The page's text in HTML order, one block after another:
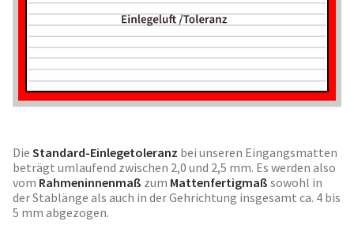
Die Standard-Einlegetoleranz bei unseren Eingangsmatten
beträgt umlaufend zwischen 2,0 und 2,5 mm. Es werden also
vom Rahmeninnenmaß zum Mattenfertigmaß sowohl in
der Stablänge als auch in der Gehrichtung insgesamt ca. 4 bis
5 mm abgezogen.